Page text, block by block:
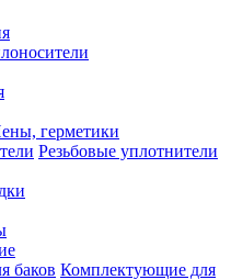
герметики
Резьбовые уплотнители
Комплектующие для